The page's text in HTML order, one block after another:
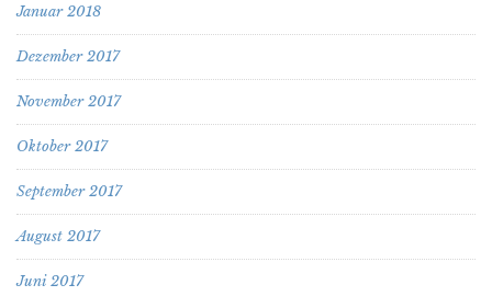
Januar 2018
Dezember 2017
November 2017
Oktober 2017
September 2017
August 2017
Juni 2017